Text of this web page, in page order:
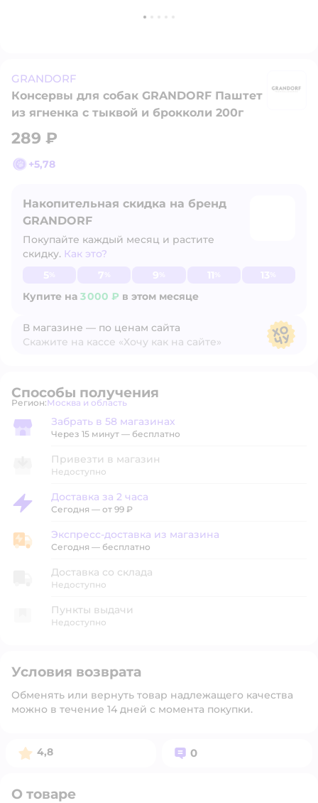
GRANDORF
Консервы для собак GRANDORF Паштет
из ягненка с тыквой и брокколи 200г
289 ₽
+5,78
Накопительная скидка на бренд
GRANDORF
Покупайте каждый месяц и растите
скидку. Как это?
Купите на 3 000 ₽ в этом месяце
Узнать больше
В магазине — по ценам сайта
Скажите на кассе «Хочу как на сайте»
Способы получения
Регион: Выбор адреса доставки.
Москва и область
Забрать в магазине
Забрать в 58 магазинах
Через 15 минут — бесплатно
Привезти в магазин
Недоступно
Доставка за 2 часа
Доставка за 2 часа
Сегодня — от 99 ₽
Экспресс-доставка из магазина
Экспресс-доставка из магазина
Сегодня — бесплатно
Доставка со склада
Недоступно
Пункты выдачи
Недоступно
Условия возврата
Обменять или вернуть товар надлежащего качества
можно в течение 14 дней с момента покупки.
Рейтинг:
4,8 Вопросов:
0
О товаре